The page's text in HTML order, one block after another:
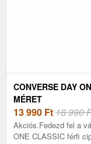
CONVERSE DAY
MÉRET
13 990 Ft18 990
Akciós.Fedezd fel a
ONE CLASSIC férfi